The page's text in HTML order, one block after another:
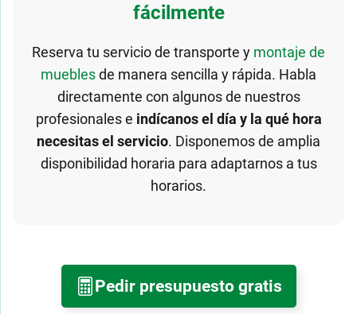
fácilmente
Reserva tu servicio de transporte y montaje de
mueblesde manera sencilla y rápida. Habla
directamente con algunos de nuestros
profesionales e indícanos el día y la qué hora
necesitas el servicio. Disponemos de amplia
disponibilidad horaria para adaptarnos a tus
horarios.
Pedir presupuesto gratis